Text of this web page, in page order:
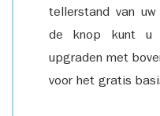
tellerstand van
de knop kunt u
upgraden met
voor het gratis